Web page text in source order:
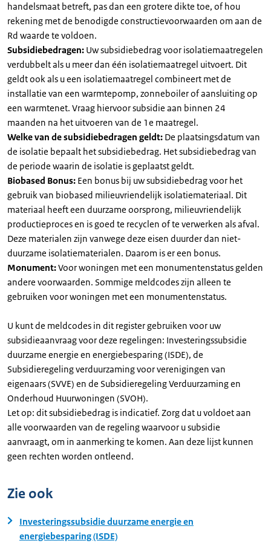
handelsmaat betreft, pas dan een grotere dikte toe, of hou
rekening met de benodigde constructievoorwaarden om aan de
Rd waarde te voldoen.
Subsidiebedragen: Uw subsidiebedrag voor isolatiemaatregelen
verdubbelt als u meer dan één isolatiemaatregel uitvoert. Dit
geldt ook als u een isolatiemaatregel combineert met de
installatie van een warmtepomp, zonneboiler of aansluiting op
een warmtenet. Vraag hiervoor subsidie aan binnen 24
maanden na het uitvoeren van de 1e maatregel.
Welke van de subsidiebedragen geldt: De plaatsingsdatum van
de isolatie bepaalt het subsidiebedrag. Het subsidiebedrag van
de periode waarin de isolatie is geplaatst geldt.
Biobased Bonus: Een bonus bij uw subsidiebedrag voor het
gebruik van biobased milieuvriendelijk isolatiemateriaal. Dit
materiaal heeft een duurzame oorsprong, milieuvriendelijk
productieproces en is goed te recyclen of te verwerken als afval.
Deze materialen zijn vanwege deze eisen duurder dan niet-
duurzame isolatiematerialen. Daarom is er een bonus.
Monument:Voor woningen met een monumentenstatus gelden
andere voorwaarden. Sommige meldcodes zijn alleen te
gebruiken voor woningen met een monumentenstatus.
U kunt de meldcodes in dit register gebruiken voor uw
subsidieaanvraag voor deze regelingen: Investeringssubsidie
duurzame energie en energiebesparing (ISDE), de
Subsidieregeling verduurzaming voor verenigingen van
eigenaars (SVVE) en de Subsidieregeling Verduurzaming en
Onderhoud Huurwoningen (SVOH).
Let op: dit subsidiebedrag is indicatief. Zorg dat u voldoet aan
alle voorwaarden van de regeling waarvoor u subsidie
aanvraagt, om in aanmerking te komen. Aan deze lijst kunnen
geen rechten worden ontleend.
Zie ook
Investeringssubsidie duurzame energie en
energiebesparing (ISDE)